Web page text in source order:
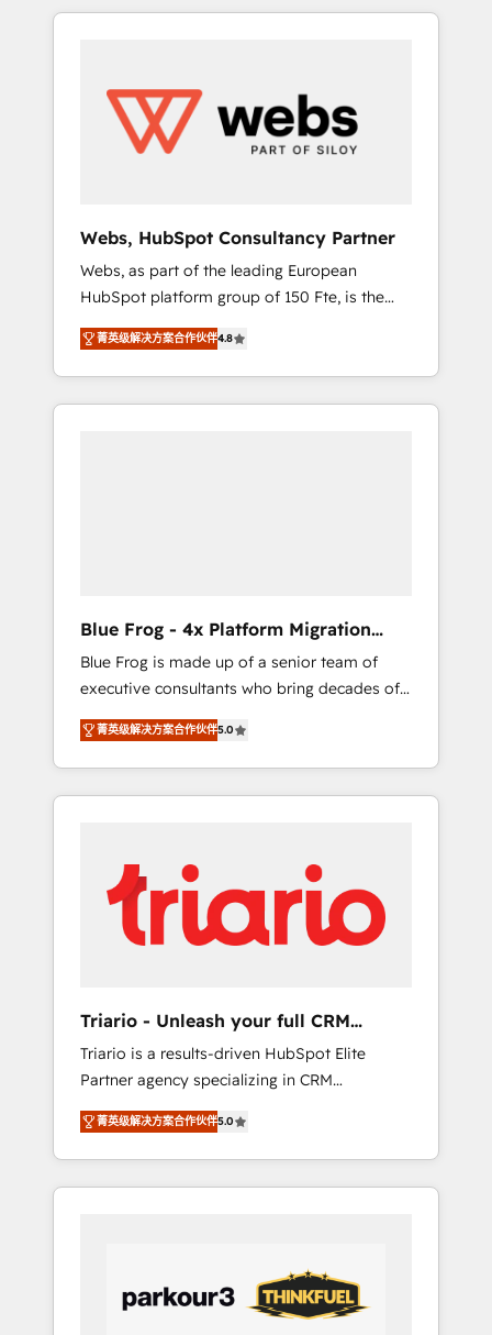
to global brands
HubSpot challenges and improve user
HubSpot for the first time 🔧 Designing and
optimising your HubSpot set-up for better
results 🌐 Website design and build using
using HubSpot Why us? - SIX HubSpot
Accreditations - awarded by HubSpot after a
rigorous process for CRM, Solutions
Architecture, Onboarding , Data Migration,
Custom Integration & Platform Enablement -
Onboarded over 500 businesses to HubSpot
-Top 1% of partners worldwide -In-house
Webs, HubSpot Consultancy Partner
Webs, as part of the leading European
HubSpot platform group of 150 Fte, is the
trusted Elite HubSpot CRM Partner offering
you a roadmap on maximizing EBITDA and
achieving Commercial Excellence. With our
targeted processes, we strengthen your
business services. We prepare a customized
business case that demonstrates the value
and impact of your digital transformation,
including a detailed financial rationale with a
focus on ROI and TCO. As a trusted extension
of your team, we believe in the power of
partnership. Together, we embark on a
your business. If not now, when?
菁英级解决方案合作伙伴4.8
Blue Frog - 4x Platform Migration
Award Winner
Blue Frog is made up of a senior team of
executive consultants who bring decades of
relevant, real world experience to our client
engagements. "Blue Frog is a top, trusted
partner in HubSpot's ecosystem for a reason.
Their team brings over a decade of
strategies for driving growth. They are
committed to helping our customers grow
and finding solutions that fit their unique
business needs. We are thrilled to have Blue
HubSpot “Our experience with the team at
Blue Frog has been nothing short of
extraordinary. Their years of experience and
quality of skilled staff has earned them a
trusted reputation within the HubSpot
ecosystem as a reliable partner capable of
delivering remarkable experiences for our
菁英级解决方案合作伙伴5.0
Triario - Unleash your full CRM
potential
Triario is a results-driven HubSpot Elite
Partner agency specializing in CRM
implementations & migrations, Revenue
Operations, Custom Integrations, Custom AI
agents and AI-ready Website Design With
over 15 years of experience, we help
through smart automation, data hygiene, and
tailored HubSpot solutions. Our clients
choose us because we blend the expertise of
菁英级解决方案合作伙伴5.0